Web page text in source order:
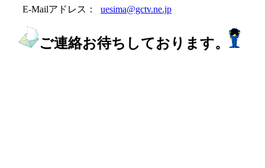
E-Mailアドレス：
uesima@gctv.ne.jp
ご連絡お待ちしております。